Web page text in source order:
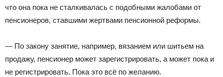
что она пока не сталкивалась с подобными жалобами от
пенсионеров, ставшими жертвами пенсионной реформы.
— По закону занятие, например, вязанием или шитьем на
продажу, пенсионер может зарегистрировать, а может пока и
не регистрировать. Пока это всё по желанию.